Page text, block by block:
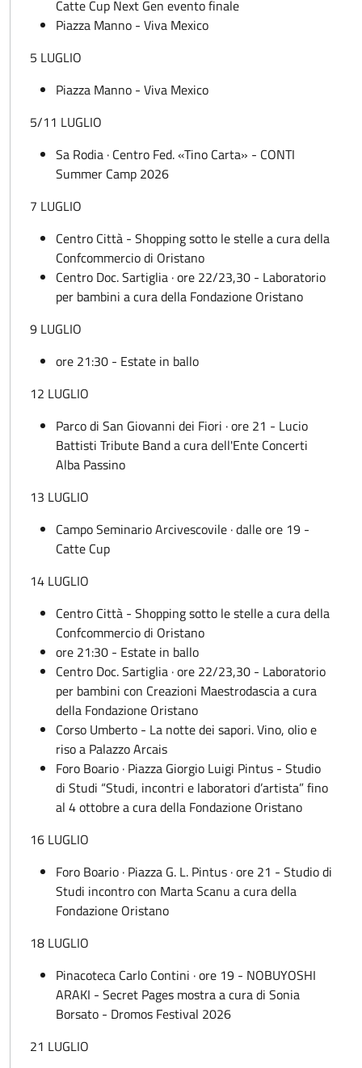
Catte Cup Next Gen evento finale
Piazza Manno - Viva Mexico
5 LUGLIO
Piazza Manno - Viva Mexico
5/11 LUGLIO
Sa Rodia · Centro Fed. «Tino Carta» - CONTI
Summer Camp 2026
7 LUGLIO
Centro Città - Shopping sotto le stelle a cura della
Confcommercio di Oristano
Centro Doc. Sartiglia · ore 22/23,30 - Laboratorio
per bambini a cura della Fondazione Oristano
9 LUGLIO
ore 21:30 - Estate in ballo
12 LUGLIO
Parco di San Giovanni dei Fiori · ore 21 - Lucio
Battisti Tribute Band a cura dell'Ente Concerti
Alba Passino
13 LUGLIO
Campo Seminario Arcivescovile · dalle ore 19 -
Catte Cup
14 LUGLIO
Centro Città - Shopping sotto le stelle a cura della
Confcommercio di Oristano
ore 21:30 - Estate in ballo
Centro Doc. Sartiglia · ore 22/23,30 - Laboratorio
per bambini con Creazioni Maestrodascia a cura
della Fondazione Oristano
Corso Umberto - La notte dei sapori. Vino, olio e
riso a Palazzo Arcais
Foro Boario · Piazza Giorgio Luigi Pintus - Studio
di Studi “Studi, incontri e laboratori d’artista” fino
al 4 ottobre a cura della Fondazione Oristano
16 LUGLIO
Foro Boario · Piazza G. L. Pintus · ore 21 - Studio di
Studi incontro con Marta Scanu a cura della
Fondazione Oristano
18 LUGLIO
Pinacoteca Carlo Contini · ore 19 - NOBUYOSHI
ARAKI - Secret Pages mostra a cura di Sonia
Borsato - Dromos Festival 2026
21 LUGLIO